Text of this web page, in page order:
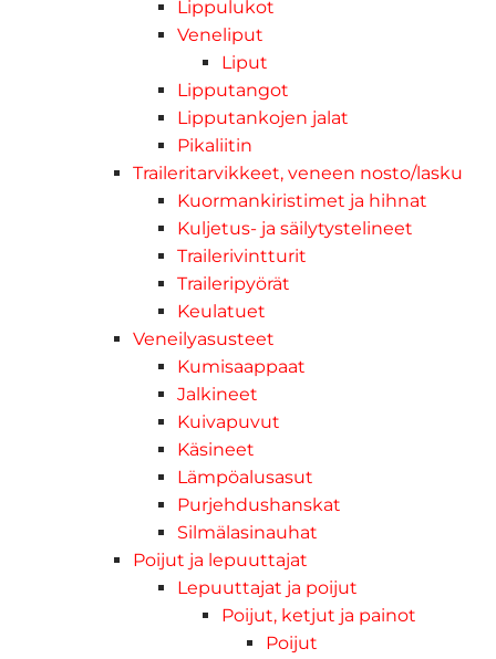
Lippulukot
Veneliput
Liput
Lipputangot
Lipputankojen jalat
Pikaliitin
Traileritarvikkeet, veneen nosto/lasku
Kuormankiristimet ja hihnat
Kuljetus- ja säilytystelineet
Trailerivintturit
Traileripyörät
Keulatuet
Veneilyasusteet
Kumisaappaat
Jalkineet
Kuivapuvut
Käsineet
Lämpöalusasut
Purjehdushanskat
Silmälasinauhat
Poijut ja lepuuttajat
Lepuuttajat ja poijut
Poijut, ketjut ja painot
Poijut